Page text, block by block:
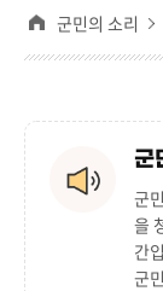
군민의 소리
군
군
을
간
군